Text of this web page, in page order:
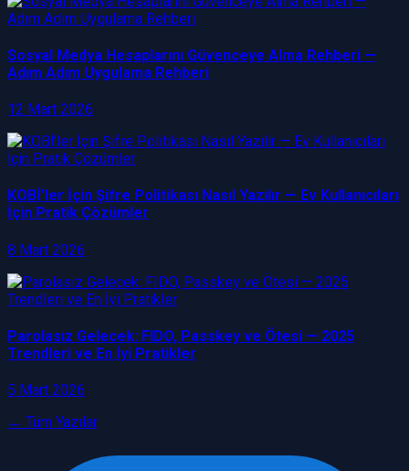
Sosyal Medya Hesaplarını Güvenceye Alma Rehberi —
Adım Adım Uygulama Rehberi
12 Mart 2026
KOBİ’ler İçin Şifre Politikası Nasıl Yazılır — Ev Kullanıcıları
İçin Pratik Çözümler
8 Mart 2026
Parolasız Gelecek: FIDO, Passkey ve Ötesi — 2025
Trendleri ve En İyi Pratikler
5 Mart 2026
← Tüm Yazılar